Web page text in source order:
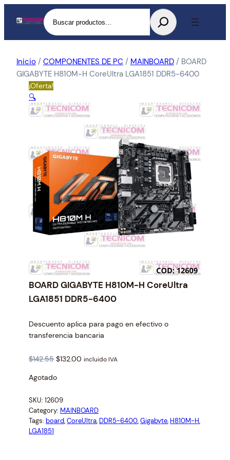
Buscar
Inicio / COMPONENTES DE PC / MAINBOARD / BOARD
GIGABYTE H810M-H CoreUltra LGA1851 DDR5-6400
¡Oferta!
🔍
BOARD GIGABYTE H810M-H CoreUltra
LGA1851 DDR5-6400
Descuento aplica para pago en efectivo o
transferencia bancaria
$142.55 O
i
i
n
a
$132.00 C
n
t
incluido IVA
Agotado
SKU: 12609
Category: MAINBOARD
Tags: board, CoreUltra, DDR5-6400, Gigabyte, H810M-H
LGA1851